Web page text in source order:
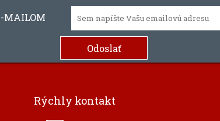
MAILOM
Rýchly kontakt